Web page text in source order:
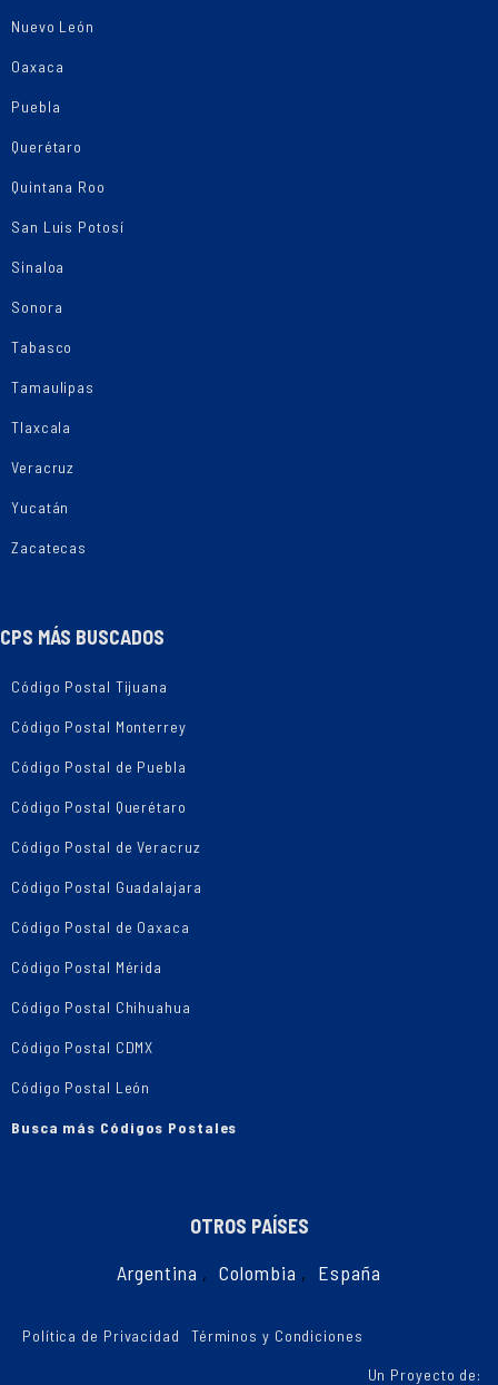
Nuevo León
Oaxaca
Puebla
Querétaro
Quintana Roo
San Luis Potosí
Sinaloa
Sonora
Tabasco
Tamaulipas
Tlaxcala
Veracruz
Yucatán
Zacatecas
CPS MÁS BUSCADOS
Código Postal Tijuana
Código Postal Monterrey
Código Postal de Puebla
Código Postal Querétaro
Código Postal de Veracruz
Código Postal Guadalajara
Código Postal de Oaxaca
Código Postal Mérida
Código Postal Chihuahua
Código Postal CDMX
Código Postal León
Busca más Códigos Postales
OTROS PAÍSES
Argentina , Colombia , España
Política de Privacidad Términos y Condiciones
Un Proyecto de: